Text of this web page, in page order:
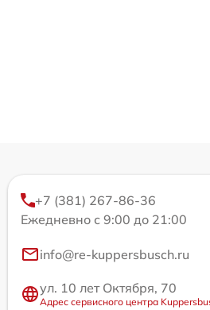
+7 (381) 267-86-36
Ежедневно с 9:00 до 21:00
info@re-kuppersbusch.ru
ул. 10 лет Октября, 70
Адрес сервисного центра